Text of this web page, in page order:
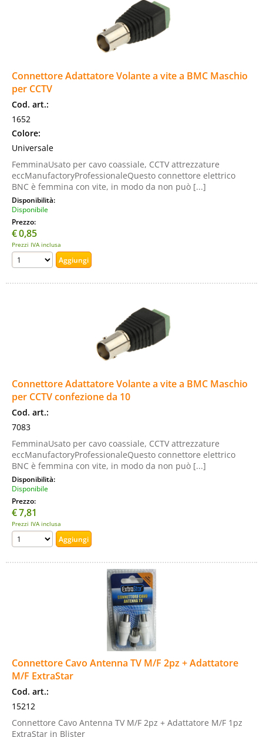
Connettore Adattatore Volante a vite a BMC Maschio
per CCTV
Cod. art.:
1652
Colore:
Universale
FemminaUsato per cavo coassiale, CCTV attrezzature
eccManufactoryProfessionaleQuesto connettore elettrico
BNC è femmina con vite, in modo da non può [...]
Disponibilità:
Disponibile
Prezzo:
€0,85
Prezzi IVA inclusa
Connettore Adattatore Volante a vite a BMC Maschio
per CCTV confezione da 10
Cod. art.:
7083
FemminaUsato per cavo coassiale, CCTV attrezzature
eccManufactoryProfessionaleQuesto connettore elettrico
BNC è femmina con vite, in modo da non può [...]
Disponibilità:
Disponibile
Prezzo:
€7,81
Prezzi IVA inclusa
Connettore Cavo Antenna TV M/F 2pz + Adattatore
M/F ExtraStar
Cod. art.:
15212
Connettore Cavo Antenna TV M/F 2pz + Adattatore M/F 1pz
ExtraStar in Blister